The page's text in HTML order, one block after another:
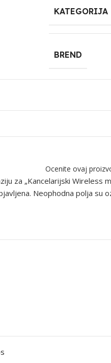
KATEGORIJA
BREND
Ocenite ovaj
za „Kancelarijski Wireless
Neophodna polja su